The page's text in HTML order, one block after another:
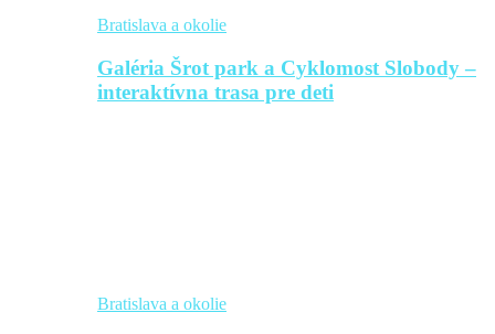
Bratislava a okolie
Galéria Šrot park a Cyklomost Slobody –
interaktívna trasa pre deti
Bratislava a okolie